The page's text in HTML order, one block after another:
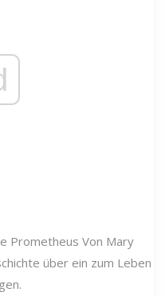
Prometheus Von Mary
über ein zum Leben